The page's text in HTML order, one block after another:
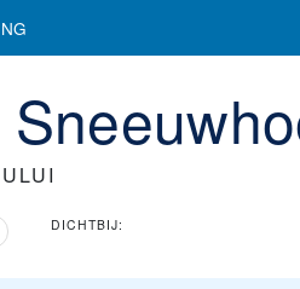
DICHTBIJ: